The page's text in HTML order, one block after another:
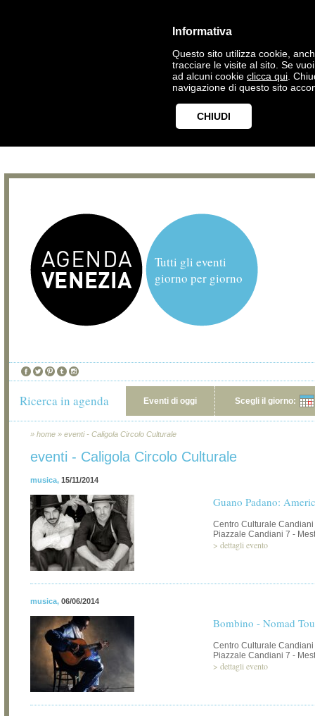
Informativa
Questo sito utilizza cookie,
tracciare le visite al sito. Se
ad alcuni cookie clicca qui .
navigazione di questo sito
CHIUDI
Tutti gli eventi
giorno per giorno
Ricerca in agenda Eventi di oggi Scegli il giorno:
» home » eventi - Caligola Circolo Culturale
eventi - Caligola Circolo Culturale
musica, 15/11/2014
Guano Padano:
Centro Culturale Candiani
Piazzale Candiani 7 -
> dettagli evento
musica, 06/06/2014
Bombino - Nomad
Centro Culturale Candiani
Piazzale Candiani 7 -
> dettagli evento